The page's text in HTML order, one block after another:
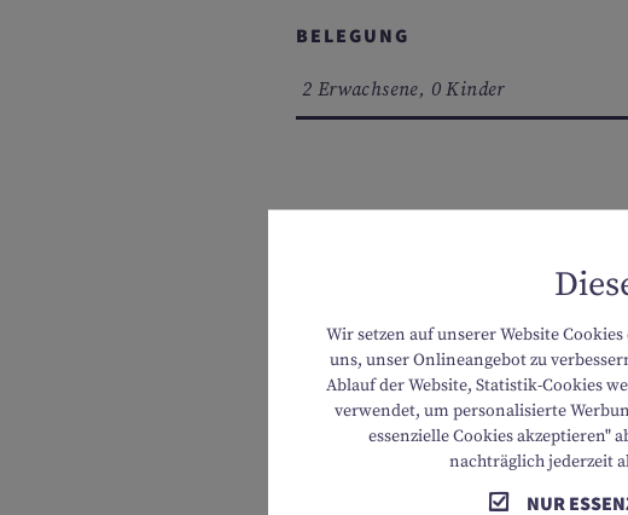
BELEGUNG
2 Erwachsene, 0 Kinder
Wir setzen auf unserer Website
uns, unser Onlineangebot zu
Ablauf der Website, Statistik-Cookies
verwendet, um personalisierte
essenzielle Cookies akzeptieren"
nachträglich jederzeit
NUR